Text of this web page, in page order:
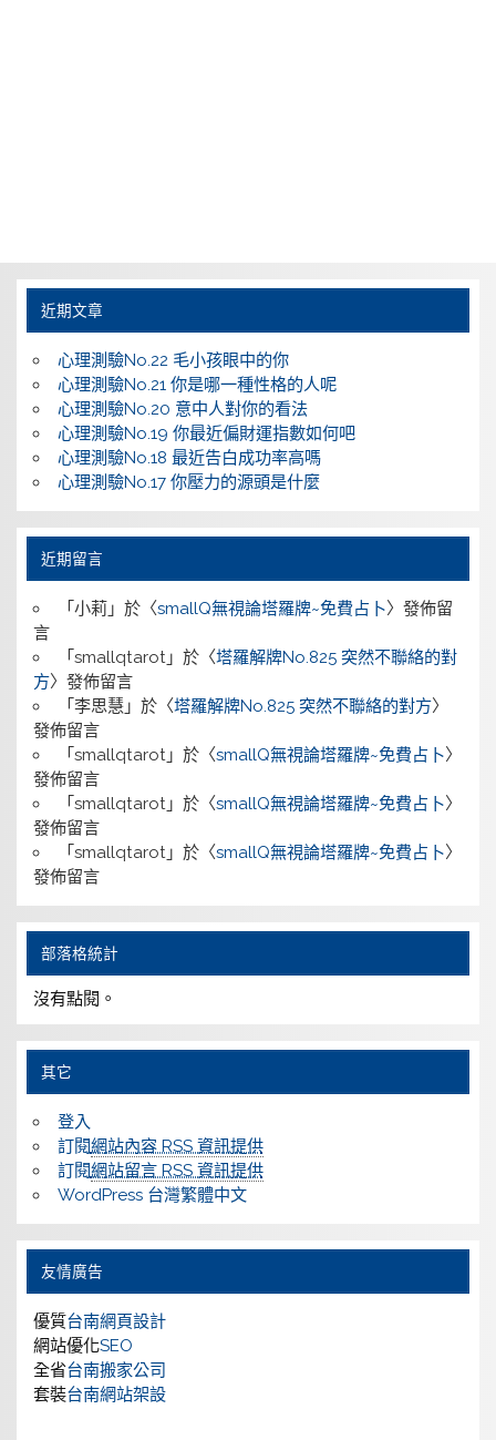
近期文章
心理測驗No.22 毛小孩眼中的你
心理測驗No.21 你是哪一種性格的人呢
心理測驗No.20 意中人對你的看法
心理測驗No.19 你最近偏財運指數如何吧
心理測驗No.18 最近告白成功率高嗎
心理測驗No.17 你壓力的源頭是什麼
近期留言
「 小莉」於〈smallQ無視論塔羅牌~免費占卜〉發佈留
言
「 smallqtarot」於〈塔羅解牌No.825 突然不聯絡的對
方〉發佈留言
「 李思慧」於〈塔羅解牌No.825 突然不聯絡的對方〉
發佈留言
「 smallqtarot」於〈smallQ無視論塔羅牌~免費占卜〉
發佈留言
「 smallqtarot」於〈smallQ無視論塔羅牌~免費占卜〉
發佈留言
「 smallqtarot」於〈smallQ無視論塔羅牌~免費占卜〉
發佈留言
部落格統計
沒有點閱。
其它
登入
訂閱網站內容 RSS 資訊提供
訂閱網站留言 RSS 資訊提供
WordPress 台灣繁體中文
友情廣告
優質台南網頁設計
網站優化SEO
全省台南搬家公司
套裝台南網站架設